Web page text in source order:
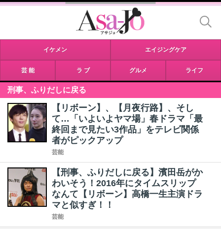
イケメン エイジングケア
芸 能 ラ ブ グルメ ライフ
刑事、ふりだしに戻る
【リボーン】、【月夜行路】、そし
て…「いよいよヤマ場」春ドラマ「最
終回まで見たい3作品」をテレビ関係
者がピックアップ
芸能
【刑事、ふりだしに戻る】濱田岳がか
わいそう！2016年にタイムスリップ
なんて【リボーン】高橋一生主演ドラ
マと似すぎ！！
芸能